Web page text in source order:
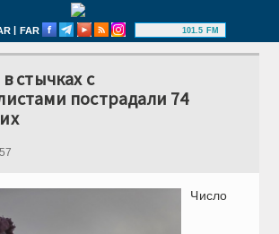
| FAR 101.5 FM
стычках с
пострадали 74
Число